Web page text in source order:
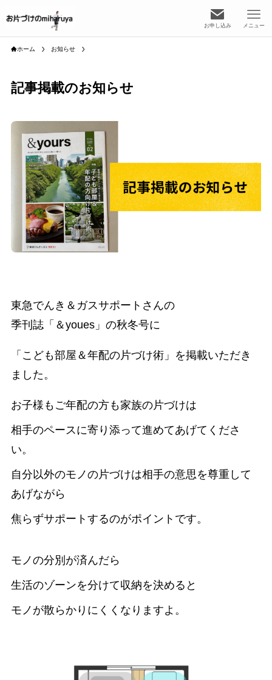
お申し込み メニュー
ホーム お知らせ
記事掲載のお知らせ
東急でんき＆ガスサポートさんの
季刊誌「＆youes」の秋冬号に
「こども部屋＆年配の片づけ術」を掲載いただき
ました。
お子様もご年配の方も家族の片づけは
相手のペースに寄り添って進めてあげてくださ
い。
自分以外のモノの片づけは相手の意思を尊重して
あげながら
焦らずサポートするのがポイントです。
モノの分別が済んだら
生活のゾーンを分けて収納を決めると
モノが散らかりにくくなりますよ。